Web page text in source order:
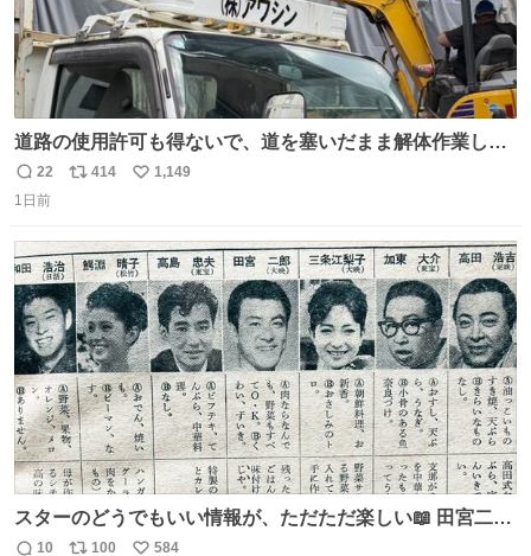
道路の使用許可も得ないで、道を塞いだまま解体作業して
る。 写真を撮ろうとしたら「勝手に写真撮るな馬鹿野郎」
と罵倒されるなど。
返
信
22
リ
ト
数
414
い
数
1,149
1日前
スターのどうでもいい情報が、ただただ楽しい📖 田宮二郎
の「食べものについてのおもしろい話」がほんとにおもし
10 100 584